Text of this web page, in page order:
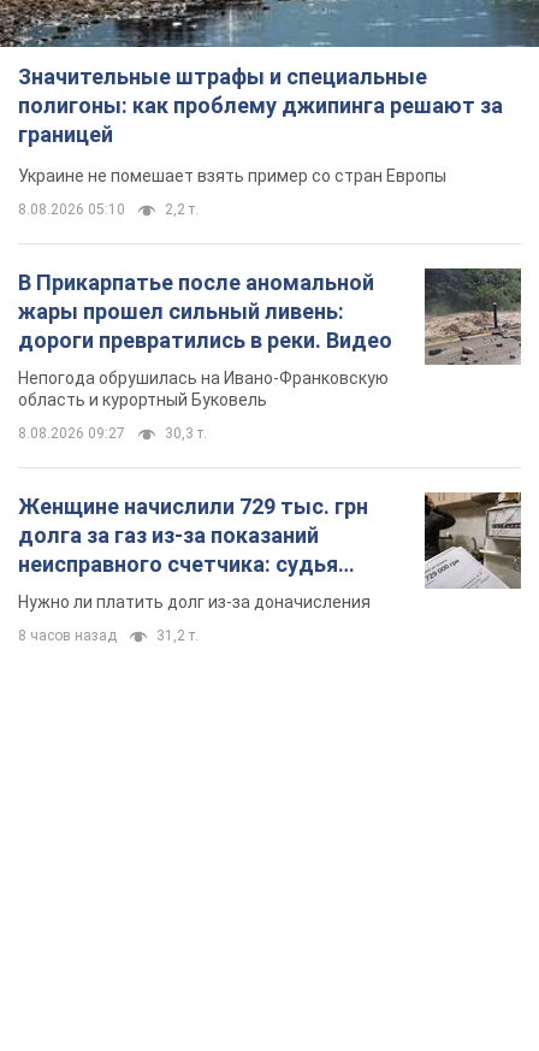
Значительные штрафы и специальные
полигоны: как проблему джипинга решают за
границей
Украине не помешает взять пример со стран Европы
8.08.2026 05:10 2,2 т.
В Прикарпатье после аномальной
жары прошел сильный ливень:
дороги превратились в реки. Видео
Непогода обрушилась на Ивано-Франковскую
область и курортный Буковель
8.08.2026 09:27 30,3 т.
Женщине начислили 729 тыс. грн
долга за газ из-за показаний
неисправного счетчика: судья
вынес неожиданное решение
Нужно ли платить долг из-за доначисления
8 часов назад 31,2 т.